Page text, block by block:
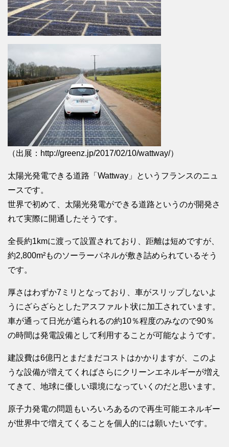
（出展：http://greenz.jp/2017/02/10/wattway/）
太陽光発電できる道路「Wattway」というフランスのニュ
ースです。
世界で初めて、太陽光発電ができる道路というのが開発さ
れて実際に開通したそうです。
全長約1kmに渡って設置されており、距離は短めですが、
約2,800m²ものソーラーパネルが敷き詰められているそう
です。
厚さはわずか7ミリとなっており、車がスリップしないよ
うにざらざらとしたアスファルト状に加工されています。
車が通って日光が遮られるの約10％程度のみなので90％
の時間は発電設備として利用することが可能なようです。
建設費は6億円とまだまだコストはかかりますが、このよ
うな設備が増えてくればさらにクリーンエネルギーが増え
てきて、地球に優しい環境になっていくのだと思います。
原子力発電の問題もいろいろあるので再生可能エネルギー
が世界中で増えてくることを個人的には願いたいです。